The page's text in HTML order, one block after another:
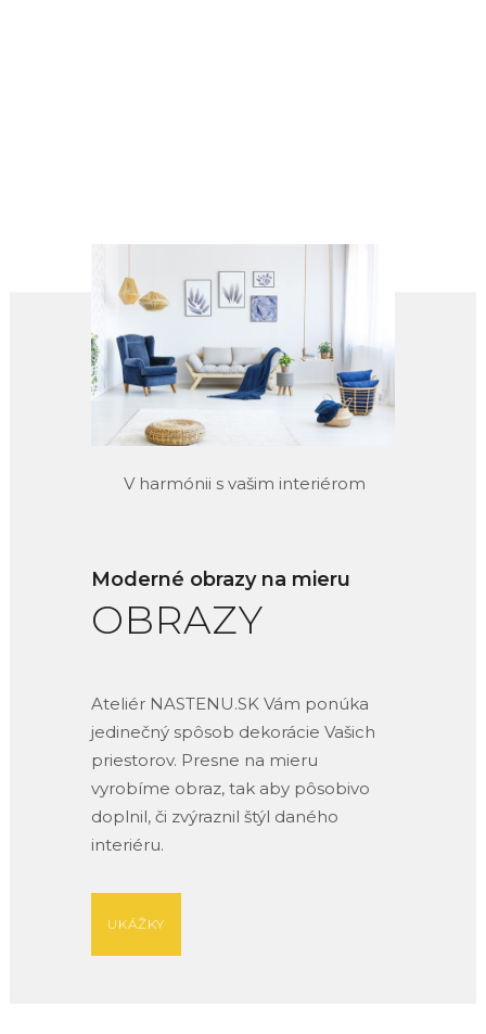
V harmónii s vašim interiérom
Moderné obrazy na mieru
OBRAZY
Ateliér NASTENU.SK Vám ponúka
jedinečný spôsob dekorácie Vašich
priestorov. Presne na mieru
vyrobíme obraz, tak aby pôsobivo
doplnil, či zvýraznil štýl daného
interiéru.
UKÁŽKY